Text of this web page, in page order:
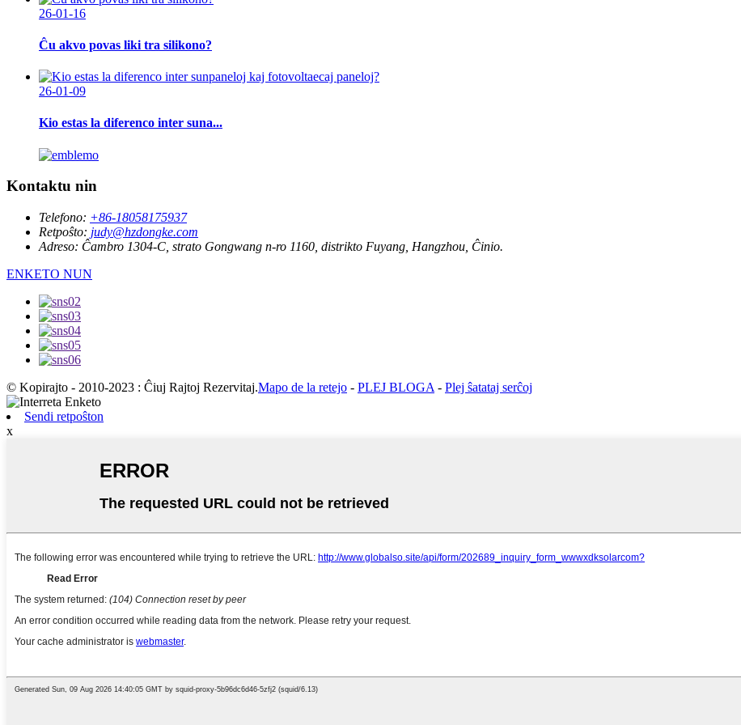
26-01-16
Ĉu akvo povas liki tra silikono?
26-01-09
Kio estas la diferenco inter suna...
Kontaktu nin
Telefono: +86-18058175937
Retpoŝto: judy@hzdongke.com
Adreso: Ĉambro 1304-C, strato Gongwang n-ro 1160, distrikto Fuyang, Hangzhou, Ĉinio.
ENKETO NUN
© Kopirajto - 2010-2023 : Ĉiuj Rajtoj Rezervitaj.Mapo de la retejo - PLEJ BLOGA - Plej ŝatataj serĉoj
Sendi retpoŝton
x